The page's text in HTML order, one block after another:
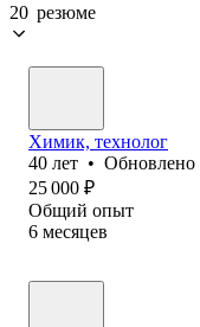
20 резюме
Химик, технолог
40 лет • Обновлено
25 000 ₽
Общий опыт
6 месяцев